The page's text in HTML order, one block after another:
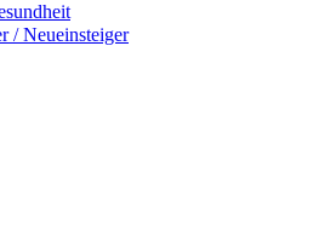
/ Neueinsteiger